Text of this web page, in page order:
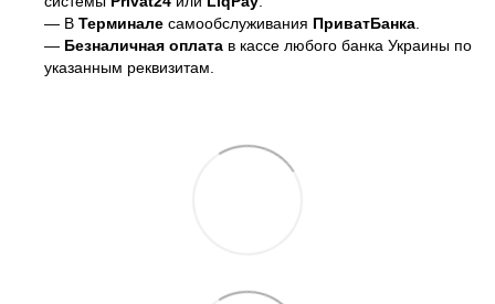
— В Терминале самообслуживания ПриватБанка
— Безналичная оплата в кассе любого банка Украины по
указанным реквизитам.